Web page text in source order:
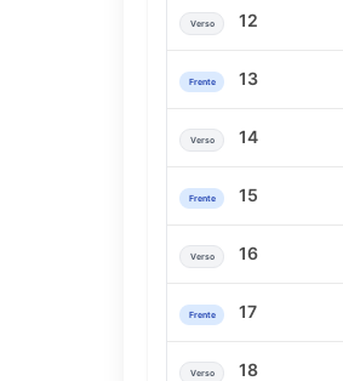
Verso 12
Frente 13
Verso 14
Frente 15
Verso 16
Frente 17
Verso 18